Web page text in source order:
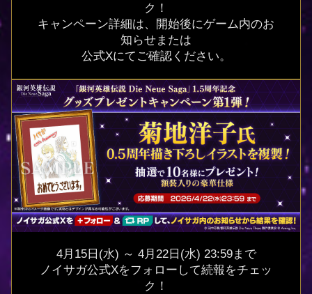
ク！
キャンペーン詳細は、開始後にゲーム内のお
知らせまたは
公式Xにてご確認ください。
4月15日(水) ～ 4月22日(水) 23:59まで
ノイサガ公式Xをフォローして続報をチェッ
ク！